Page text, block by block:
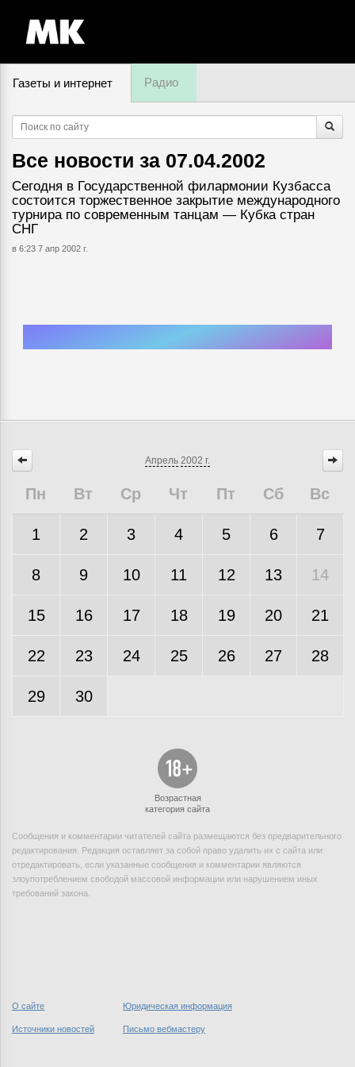
Газеты и интернет Радио
Все новости за 07.04.2002
Сегодня в Государственной филармонии Кузбасса
состоится торжественное закрытие международного
турнира по современным танцам — Кубка стран
СНГ
в 6:23 7 апр 2002 г.
Апрель 2002 г.
Пн Вт Ср Чт Пт Сб Вс
1 2 3 4 5 6 7
8 9 10 11 12 13 14
15 16 17 18 19 20 21
22 23 24 25 26 27 28
29 30
Возрастная
категория сайта
Сообщения и комментарии читателей сайта размещаются без предварительного
редактирования. Редакция оставляет за собой право удалить их с сайта или
отредактировать, если указанные сообщения и комментарии являются
злоупотреблением свободой массовой информации или нарушением иных
требований закона.
О сайте Юридическая информация
Источники новостей Письмо вебмастеру